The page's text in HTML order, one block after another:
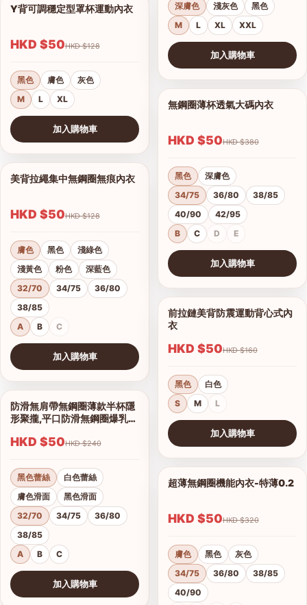
1/6
Y背可調穩定型罩杯運動內衣
HKD $50 HKD $128
黑色 膚色
灰色
M
L XL
加入購物車
1/7
查看圖片
美背拉繩集中無鋼圈無痕內衣
HKD $50 HKD $128
膚色 黑色
淺綠色
淺黃色
粉色
深藍色
32/70
34/75
36/80
38/85
A
B C
加入購物車
1/16
查看圖片
防滑無肩帶無鋼圈薄款半杯隱
形聚攏,平口防滑無鋼圈爆乳內
HKD $50 HKD $240
黑色蕾絲
白色蕾絲
膚色滑面
黑色滑面
32/70
34/75
36/80
38/85
A
B C
加入購物車
查看圖片
深膚色 淺灰色
黑色
M
L XL XXL
加入購物車
查看圖片
無鋼圈薄杯透氣大碼內衣
HKD $50 HKD $380
黑色
深膚色
34/75
36/80
38/85
40/90
42/95
B
C D E
加入購物車
1/7
查看圖片
前拉鏈美背防震運動背心式內
衣
HKD $50 HKD $160
黑色
白色
S
M L
加入購物車
1/21
查看圖片
超薄無鋼圈機能內衣-特薄0.2
HKD $50 HKD $320
膚色 黑色
灰色
34/75
36/80
38/85
40/90